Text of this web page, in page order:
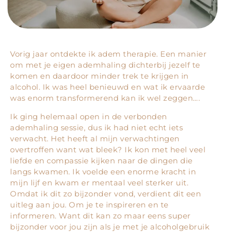
Vorig jaar ontdekte ik adem therapie. Een manier
om met je eigen ademhaling dichterbij jezelf te
komen en daardoor minder trek te krijgen in
alcohol. Ik was heel benieuwd en wat ik ervaarde
was enorm transformerend kan ik wel zeggen….
Ik ging helemaal open in de verbonden
ademhaling sessie, dus ik had niet echt iets
verwacht. Het heeft al mijn verwachtingen
overtroffen want wat bleek? Ik kon met heel veel
liefde en compassie kijken naar de dingen die
langs kwamen. Ik voelde een enorme kracht in
mijn lijf en kwam er mentaal veel sterker uit.
Omdat ik dit zo bijzonder vond, verdient dit een
uitleg aan jou. Om je te inspireren en te
informeren. Want dit kan zo maar eens super
bijzonder voor jou zijn als je met je alcoholgebruik